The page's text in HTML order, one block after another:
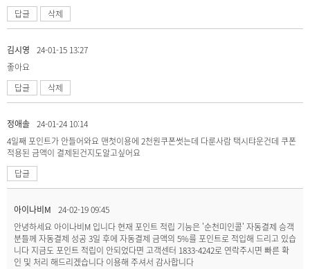
답글
삭제
김시영
24-01-15 13:27
좋아요
답글
삭제
정애솔 24-01-24 10:14
4일째 포인트가 안들어와요 맨첫이용에 2천원쿠폰썻는데 다룬사람 택시탸운건데 쿠폰
적용된 금액이 결제된건지도알고싶어요
답글
아이나비M
24-02-19 09:45
안녕하세요 아이나비M 입니다 현재 포인트 적립 기능은 '순천미인콜' 자동결제 승객
분들께 자동결제 성공 3일 후에 자동결제 금액의 5%를 포인트로 적입해 드리고 있습
니다 지금도 포인트 적립이 안되었다면 고객센터 1833-4242로 연락주시면 빠른 확
인 및 처리 해드리겠습니다 이용해 주셔서 감사합니다